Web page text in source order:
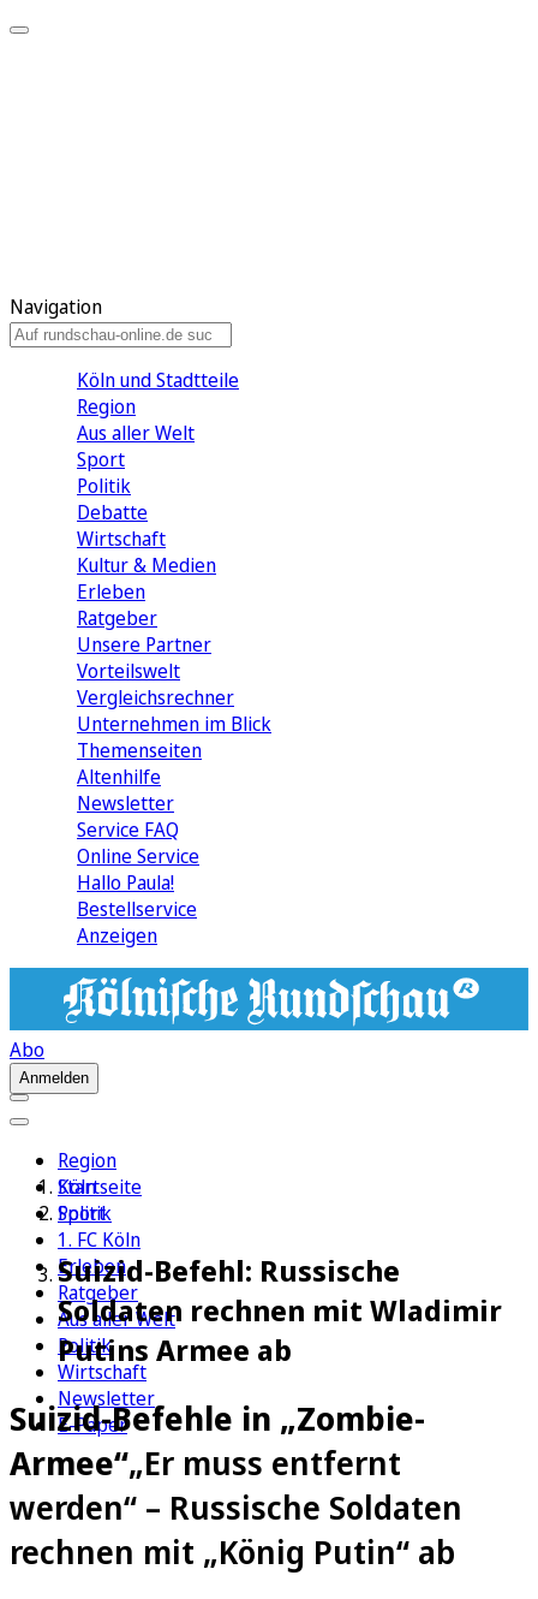
Navigation
Köln und Stadtteile
Region
Aus aller Welt
Sport
Politik
Debatte
Wirtschaft
Kultur & Medien
Erleben
Ratgeber
Unsere Partner
Vorteilswelt
Vergleichsrechner
Unternehmen im Blick
Themenseiten
Altenhilfe
Newsletter
Service FAQ
Online Service
Hallo Paula!
Bestellservice
Anzeigen
Abo
Anmelden
Region
Köln
Sport
1. FC Köln
Erleben
Ratgeber
Aus aller Welt
Politik
Wirtschaft
Newsletter
E-Paper
Startseite
Politik
Suizid-Befehl: Russische
Soldaten rechnen mit Wladimir
Putins Armee ab
Suizid-Befehle in „Zombie-
Armee“„Er muss entfernt
werden“ – Russische Soldaten
rechnen mit „König Putin“ ab